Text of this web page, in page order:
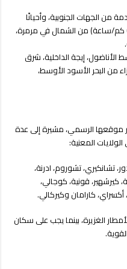
من الجهات الجنوبية، وأحيانًا
معتدلة، بينما ستهب قوية (بسرعة 40-60 كم/ساعة) من الشمال في مرمرة،
إيجة الداخلية، شرق
من البحر الأسود الأوسط،
موقعها الرسمي، مشيرة إلى عدة
المعنية:
تشانكيري، تشوروم، ادرنة،
قونية، كوجالي،
كارامان وكيركالي.
الغزيرة، بينما يجب على سكان